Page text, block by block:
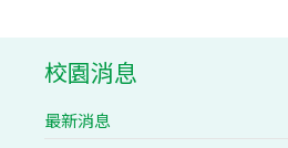
校園消息
最新消息